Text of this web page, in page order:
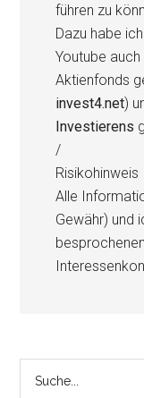
führen zu
Dazu habe
Youtube
Aktienfonds
invest4.net)
Investierens
/
Risikohinweis
Alle
Gewähr) und